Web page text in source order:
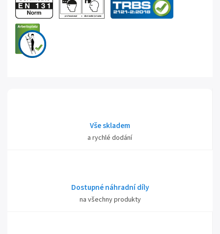
Vše skladem
a rychlé dodání
Dostupné náhradní díly
na všechny produkty